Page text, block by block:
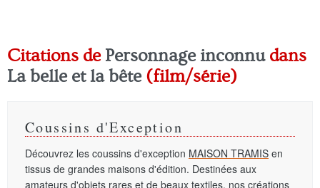
Citations de Personnage inconnudans
La belle et la bête(film/série)
Coussins d'Exception
Découvrez les coussins d'exception MAISON TRAMIS en
tissus de grandes maisons d'édition. Destinées aux
amateurs d'objets rares et de beaux textiles, nos créations